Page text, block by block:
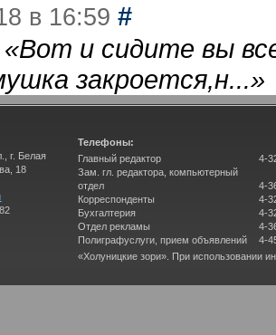
в 16:59 #
«Вот и сидите вы
закроется,н...»
г. Белая
18
Телефоны:
Главный редактор
Зам. гл. редактора, компьютерный
отдел
Корреспонденты
Бухгалтерия
Отдел рекламы
Полиграфуслуги, прием объявлений
4-
4-
4-
4-
4-
4-
«Холуницкие зори». При использовании